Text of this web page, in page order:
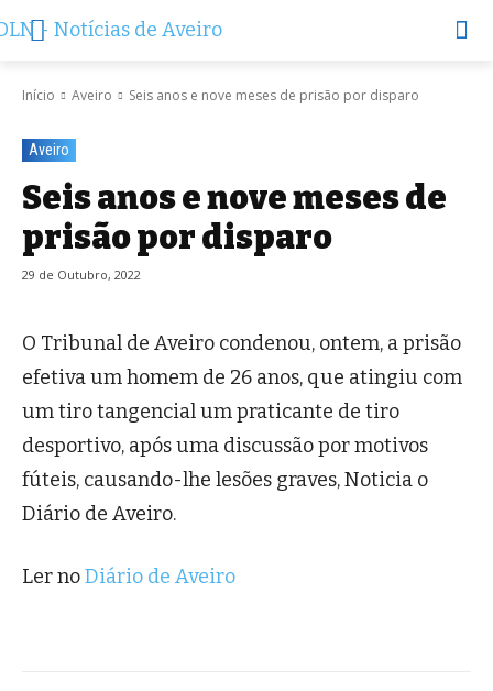
Início Aveiro Seis anos e nove meses de prisão por disparo
Aveiro
Seis anos e nove meses de
prisão por disparo
29 de Outubro, 2022
O Tribunal de Aveiro condenou, ontem, a prisão
efetiva um homem de 26 anos, que atingiu com
um tiro tangencial um pra­ti­cante de tiro
desportivo, após uma discussão por motivos
fúteis, causando-lhe lesões graves, Noticia o
Diário de Aveiro.
Ler noDiário de Aveiro